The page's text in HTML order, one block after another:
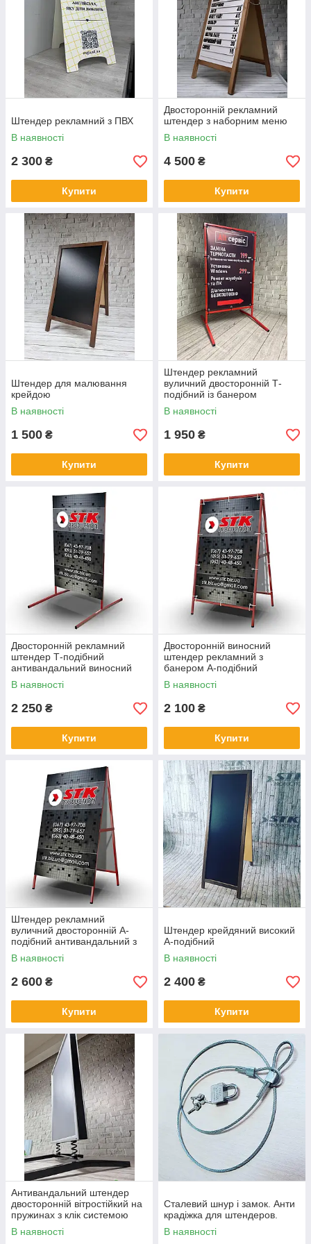
Штендер рекламний з ПВХ
В наявності
2 300 ₴
Купити
Двосторонній рекламний
штендер з наборним меню
В наявності
4 500 ₴
Купити
Штендер для малювання
крейдою
В наявності
1 500 ₴
Купити
Штендер рекламний
вуличний двосторонній Т-
подібний із банером
металевий
В наявності
1 950 ₴
Купити
Двосторонній рекламний
штендер Т-подібний
антивандальний виносний
щит для реклами
В наявності
2 250 ₴
Купити
Двосторонній виносний
штендер рекламний з
банером А-подібний
металевий стійкий
В наявності
2 100 ₴
Купити
Штендер рекламний
вуличний двосторонній A-
подібний антивандальний з
металевої труби
В наявності
2 600 ₴
Купити
Штендер крейдяний високий
А-подібний
В наявності
2 400 ₴
Купити
Антивандальний штендер
двосторонній вітростійкий на
пружинах з клік системою
мимохід для реклами
В наявності
Сталевий шнур і замок. Анти
крадіжка для штендеров.
В наявності